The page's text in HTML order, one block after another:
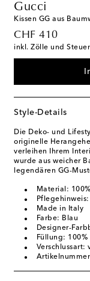
Gucci
Kissen GG aus
CHF 410
original price
inkl. Zölle und
Style-Details
Die Deko- und
originelle
verleihen Ihrem
wurde aus weicher
legendären GG-
Material:
Made in Italy
Farbe: Blau
Designer-
Füllung: 100%
Verschlussart: